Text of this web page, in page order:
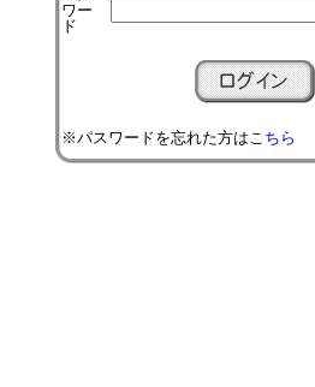
ワー
ド
※パスワードを忘れた方はこちら